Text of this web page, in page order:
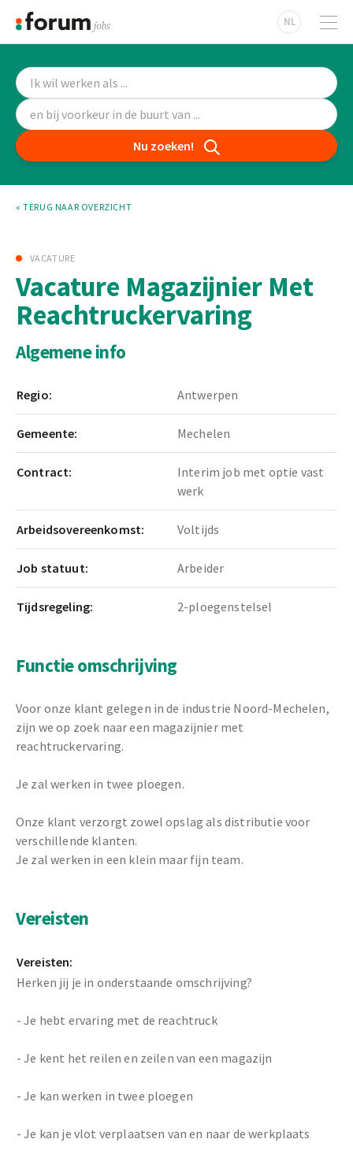
NL
Nu zoeken!
« TERUG NAAR OVERZICHT
VACATURE
Vacature Magazijnier Met
Reachtruckervaring
Algemene info
Regio: Antwerpen
Gemeente: Mechelen
Contract:
Interim job met optie vast
werk
Arbeidsovereenkomst: Voltijds
Job statuut: Arbeider
Tijdsregeling: 2-ploegenstelsel
Functie omschrijving
Voor onze klant gelegen in de industrie Noord-Mechelen,
zijn we op zoek naar een magazijnier met
reachtruckervaring.
Je zal werken in twee ploegen.
Onze klant verzorgt zowel opslag als distributie voor
verschillende klanten.
Je zal werken in een klein maar fijn team.
Vereisten
Vereisten:
Herken jij je in onderstaande omschrijving?
- Je hebt ervaring met de reachtruck
- Je kent het reilen en zeilen van een magazijn
- Je kan werken in twee ploegen
- Je kan je vlot verplaatsen van en naar de werkplaats